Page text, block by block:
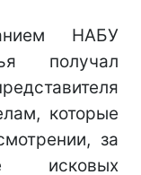
НАБУ
получал
которые
за
исковых